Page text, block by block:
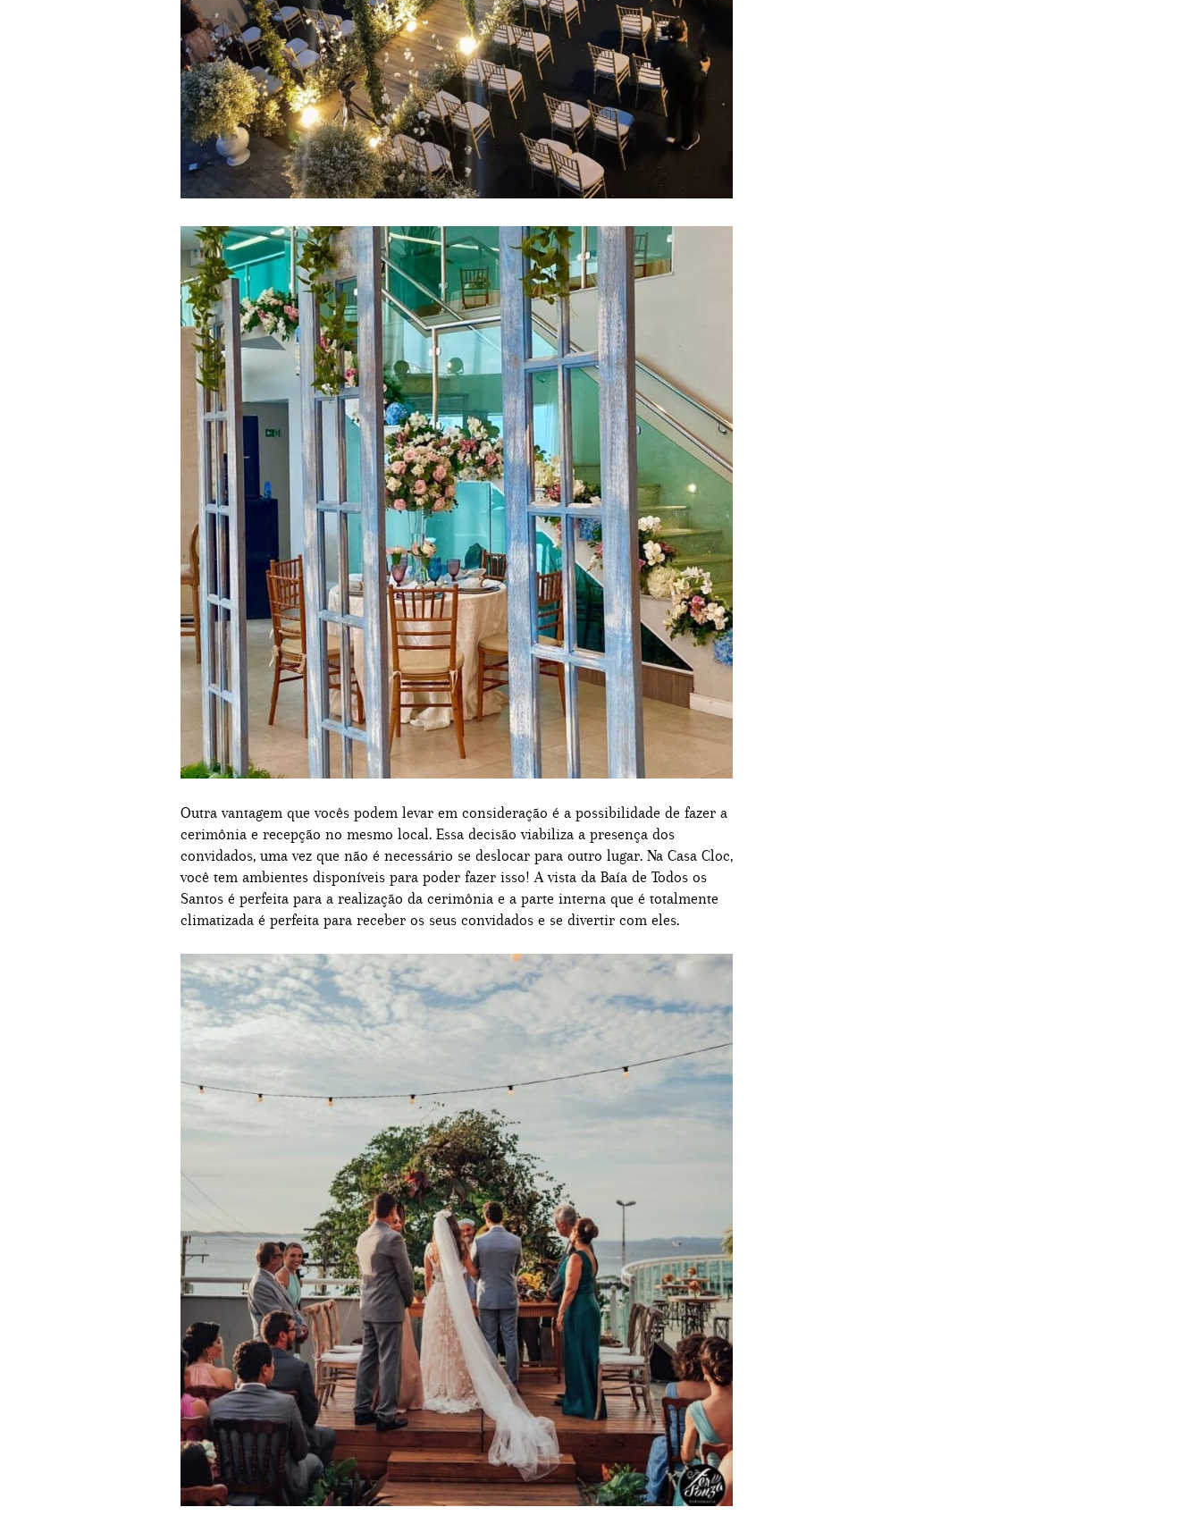
Outra vantagem que vocês podem levar em consideração é a possibilidade de fazer a
cerimônia e recepção no mesmo local. Essa decisão viabiliza a presença dos
convidados, uma vez que não é necessário se deslocar para outro lugar. Na Casa Cloc,
você tem ambientes disponíveis para poder fazer isso! A vista da Baía de Todos os
Santos é perfeita para a realização da cerimônia e a parte interna que é totalmente
climatizada é perfeita para receber os seus convidados e se divertir com eles.